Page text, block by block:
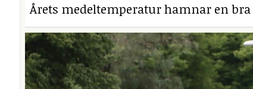
Årets medeltemperatur hamnar en